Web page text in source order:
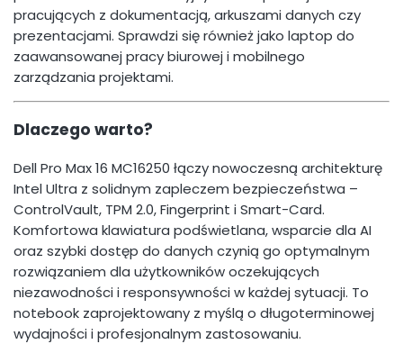
pracujących z dokumentacją, arkuszami danych czy
prezentacjami. Sprawdzi się również jako laptop do
zaawansowanej pracy biurowej i mobilnego
zarządzania projektami.
Dlaczego warto?
Dell Pro Max 16 MC16250 łączy nowoczesną architekturę
Intel Ultra z solidnym zapleczem bezpieczeństwa –
ControlVault, TPM 2.0, Fingerprint i Smart-Card.
Komfortowa klawiatura podświetlana, wsparcie dla AI
oraz szybki dostęp do danych czynią go optymalnym
rozwiązaniem dla użytkowników oczekujących
niezawodności i responsywności w każdej sytuacji. To
notebook zaprojektowany z myślą o długoterminowej
wydajności i profesjonalnym zastosowaniu.